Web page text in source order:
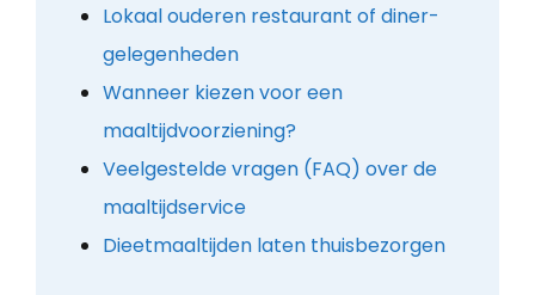
Lokaal ouderen restaurant of diner-
gelegenheden
Wanneer kiezen voor een
maaltijdvoorziening?
Veelgestelde vragen (FAQ) over de
maaltijdservice
Dieetmaaltijden laten thuisbezorgen